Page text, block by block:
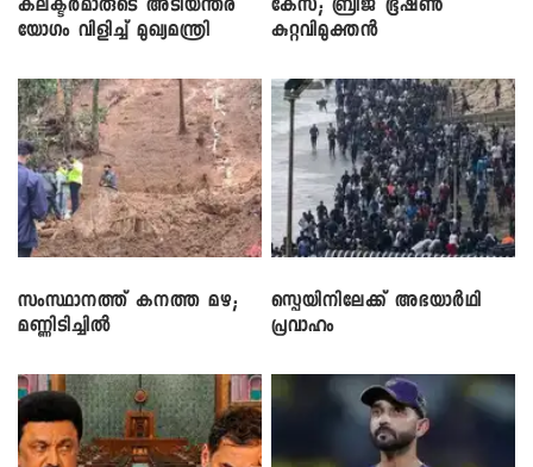
കലക്ടർമാരുടെ അടിയന്തര
യോഗം വിളിച്ച് മുഖ്യമന്ത്രി
കേസ്; ബ്രിജ് ഭൂഷൺ
കുറ്റവിമുക്തൻ
സംസ്ഥാനത്ത് കനത്ത മഴ;
മണ്ണിടിച്ചിൽ
സ്പെയിനിലേക്ക് അഭയാർഥി
പ്രവാഹം